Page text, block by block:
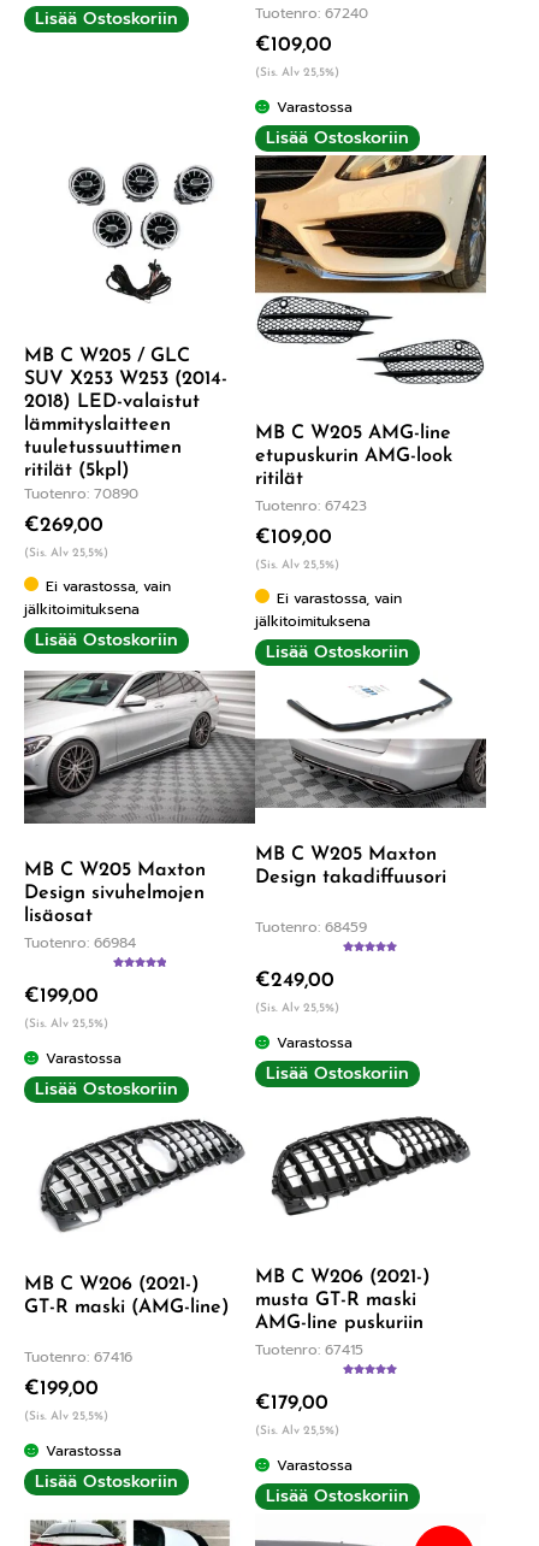
Lisää Ostoskoriin Tuotenro: 67240
€109,00
(Sis. Alv 25,5%)
Varastossa
Lisää Ostoskoriin
MB C W205 / GLC
SUV X253 W253 (2014-
2018) LED-valaistut
lämmityslaitteen
tuuletussuuttimen
ritilät (5kpl)
Tuotenro: 70890
€269,00
(Sis. Alv 25,5%)
Ei varastossa, vain
jälkitoimituksena
Lisää Ostoskoriin
MB C W205 AMG-line
etupuskurin AMG-look
ritilät
Tuotenro: 67423
€109,00
(Sis. Alv 25,5%)
Ei varastossa, vain
jälkitoimituksena
Lisää Ostoskoriin
MB C W205 Maxton
Design sivuhelmojen
lisäosat
Tuotenro: 66984
€199,00
(Sis. Alv 25,5%)
Varastossa
Lisää Ostoskoriin
MB C W205 Maxton
Design takadiffuusori
Tuotenro: 68459
€249,00
(Sis. Alv 25,5%)
Varastossa
Lisää Ostoskoriin
MB C W206 (2021-)
GT-R maski (AMG-line)
Tuotenro: 67416
€199,00
(Sis. Alv 25,5%)
Varastossa
Lisää Ostoskoriin
MB C W206 (2021-)
musta GT-R maski
AMG-line puskuriin
Tuotenro: 67415
€179,00
(Sis. Alv 25,5%)
Varastossa
Lisää Ostoskoriin